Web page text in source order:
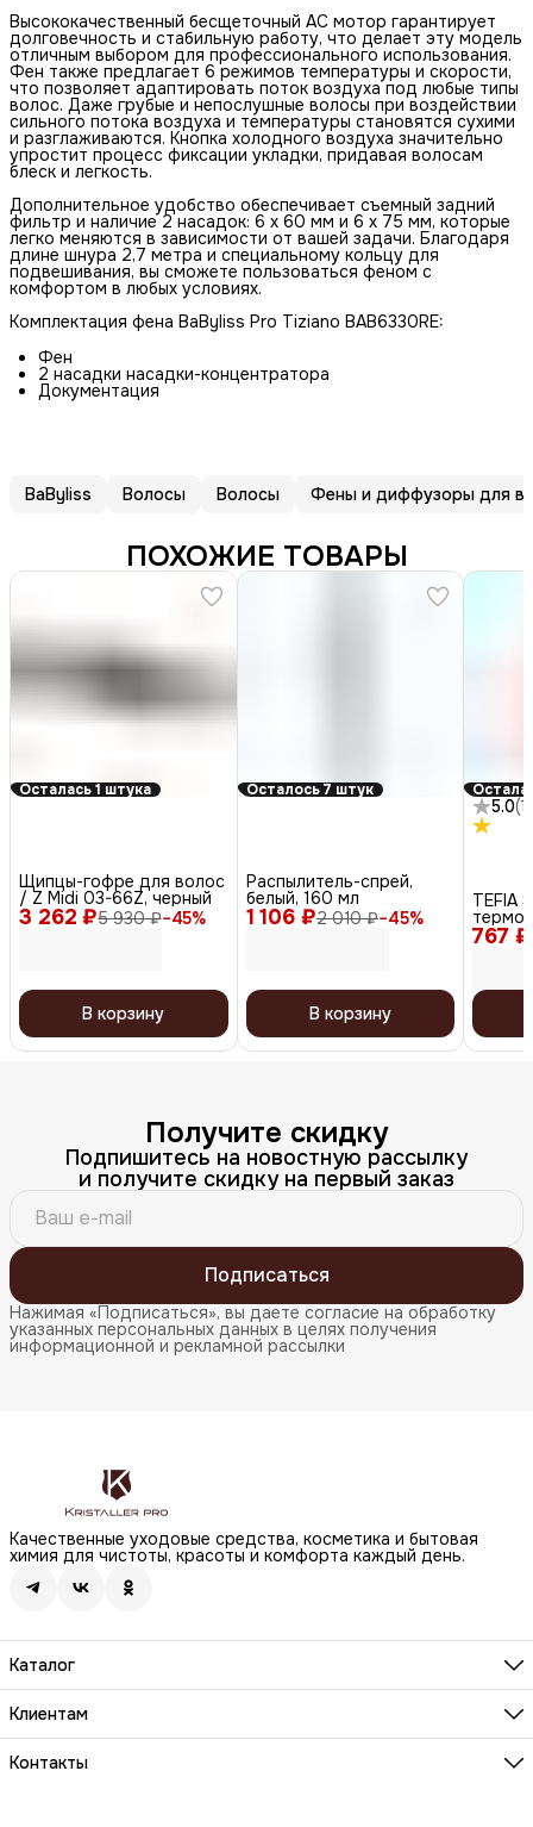
Высококачественный бесщеточный AC мотор гарантирует
долговечность и стабильную работу, что делает эту модель
отличным выбором для профессионального использования.
Фен также предлагает 6 режимов температуры и скорости,
что позволяет адаптировать поток воздуха под любые типы
волос. Даже грубые и непослушные волосы при воздействии
сильного потока воздуха и температуры становятся сухими
и разглаживаются. Кнопка холодного воздуха значительно
упростит процесс фиксации укладки, придавая волосам
блеск и легкость.
Дополнительное удобство обеспечивает съемный задний
фильтр и наличие 2 насадок: 6 x 60 мм и 6 x 75 мм, которые
легко меняются в зависимости от вашей задачи. Благодаря
длине шнура 2,7 метра и специальному кольцу для
подвешивания, вы сможете пользоваться феном с
комфортом в любых условиях.
Комплектация фена BaByliss Pro Tiziano BAB6330RE:
Фен
2 насадки насадки-концентратора
Документация
BaByliss Волосы Волосы Фены и диффузоры для
ПОХОЖИЕ ТОВАРЫ
Осталась 1 штука
3 262 ₽5 930 ₽−45%
Щипцы-гофре для волос
/ Z Midi 03-66Z, черный
В корзину
Осталось 7 штук
1 106 ₽2 010 ₽−45%
Распылитель-спрей,
белый, 160 мл
В корзину
5.0(1
767 ₽
TEFIA
Получите скидку
Подпишитесь на новостную рассылку
и получите скидку на первый заказ
Подписаться
Нажимая «Подписаться», вы даете согласие на обработку
указанных персональных данных в целях получения
информационной и рекламной рассылки
Качественные уходовые средства, косметика и бытовая
химия для чистоты, красоты и комфорта каждый день.
Каталог
Бренды
Волосы
Макияж
Клиентам
О компании
Реквизиты
Контакты